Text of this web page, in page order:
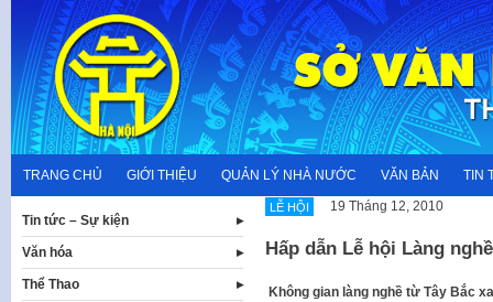
content
TRANG CHỦ GIỚI THIỆU QUẢN LÝ NHÀ NƯỚC VĂN BẢN TIN
LỄ HỘI 19 Tháng 12, 2010
Hấp dẫn Lễ hội Làng
Không gian làng nghề từ Tây Bắc
Tin tức – Sự kiện
Văn hóa
Thể Thao